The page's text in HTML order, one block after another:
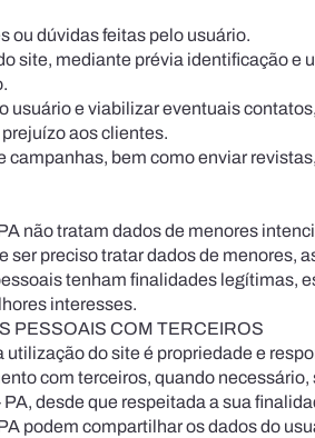
ou dúvidas feitas pelo usuário.
site, mediante prévia identificação e
usuário e viabilizar eventuais
aos clientes.
campanhas, bem como enviar
não tratam dados de menores
ser preciso tratar dados de menores,
tenham finalidades legítimas,
interesses.
PESSOAIS COM TERCEIROS
utilização do site é propriedade e
com terceiros, quando
desde que respeitada a sua
podem compartilhar os dados do